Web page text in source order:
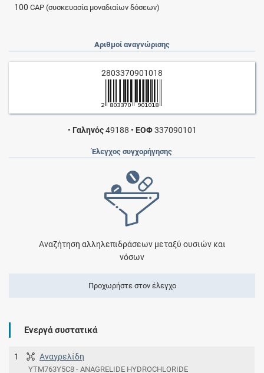
100CAP (συσκευασία μοναδιαίων δόσεων)
Αριθμοί αναγνώρισης
2803370901018
• Γαληνός49188 • ΕΟΦ337090101
Έλεγχος συγχορήγησης
Αναζήτηση αλληλεπιδράσεων μεταξύ ουσιών και
νόσων
Προχωρήστε στον έλεγχο
Ενεργά συστατικά
1 Αναγρελίδη
YTM763Y5C8 - ANAGRELIDE HYDROCHLORIDE